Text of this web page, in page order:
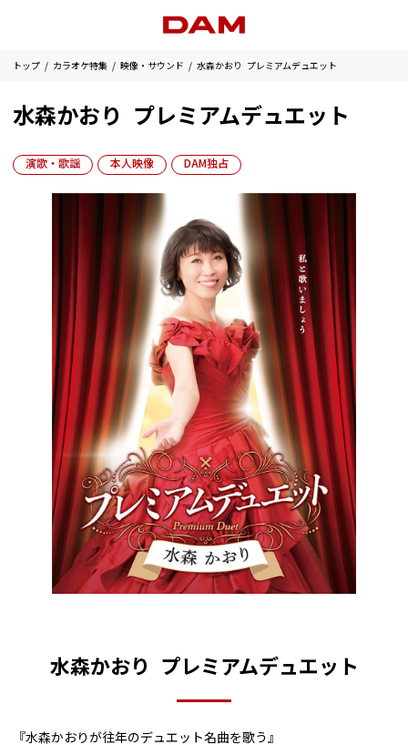
トップ カラオケ特集 映像・サウンド 水森かおり プレミアムデュエット
水森かおり プレミアムデュエット
演歌・歌謡 本人映像 DAM独占
水森かおり プレミアムデュエット
『水森かおりが往年のデュエット名曲を歌う』